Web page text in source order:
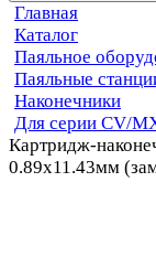
Главная
Каталог
Паяльное
Паяльные
Наконечники
Для серии CV/
Картридж-
0.89х11.43мм